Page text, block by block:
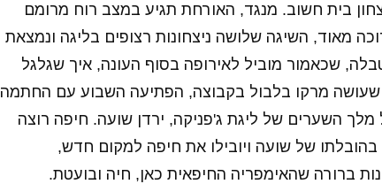
בית חשוב. מנגד, האורחת תגיע במצב רוח מרומם
מאוד, השיגה שלושה ניצחונות רצופים בליגה ונמצאת
שכאמור מוביל לאירופה בסוף העונה, איך שגלגל
מרקו בלבול בקבוצה, הפתיעה השבוע עם החתמה
השערים של ליגת ג'פניקה, ירדן שועה. חיפה רוצה
של שועה ויובילו את חיפה למקום חדש,
ברורה שהאימפריה החיפאית כאן, חיה ובועטת.